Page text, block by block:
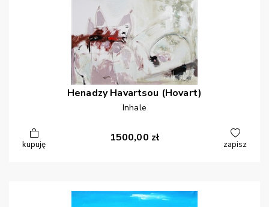
Henadzy Havartsou (Hovart)
Inhale
kupuję
1500,00 zł
zapisz